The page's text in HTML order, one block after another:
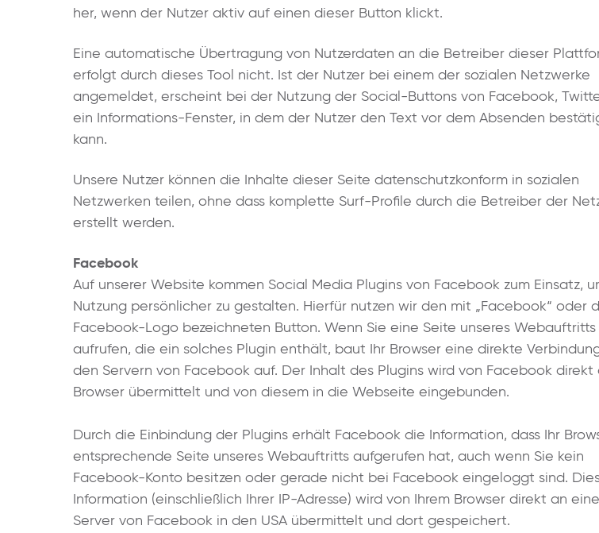
her, wenn der Nutzer aktiv auf einen dieser Button klickt.
Eine automatische Übertragung von Nutzerdaten an die Betreiber dieser
erfolgt durch dieses Tool nicht. Ist der Nutzer bei einem der sozialen Netzwerke
angemeldet, erscheint bei der Nutzung der Social-Buttons von Facebook,
ein Informations-Fenster, in dem der Nutzer den Text vor dem Absenden
kann.
Unsere Nutzer können die Inhalte dieser Seite datenschutzkonform in sozialen
Netzwerken teilen, ohne dass komplette Surf-Profile durch die Betreiber der
erstellt werden.
Facebook
Auf unserer Website kommen Social Media Plugins von Facebook zum Einsatz,
Nutzung persönlicher zu gestalten. Hierfür nutzen wir den mit „Facebook“ oder
Facebook-Logo bezeichneten Button. Wenn Sie eine Seite unseres Webauftritts
aufrufen, die ein solches Plugin enthält, baut Ihr Browser eine direkte
den Servern von Facebook auf. Der Inhalt des Plugins wird von Facebook direkt
Browser übermittelt und von diesem in die Webseite eingebunden.
Durch die Einbindung der Plugins erhält Facebook die Information, dass Ihr
entsprechende Seite unseres Webauftritts aufgerufen hat, auch wenn Sie kein
Facebook-Konto besitzen oder gerade nicht bei Facebook eingeloggt sind.
Information (einschließlich Ihrer IP-Adresse) wird von Ihrem Browser direkt an
Server von Facebook in den USA übermittelt und dort gespeichert.